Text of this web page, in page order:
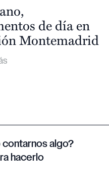
de día en
Montemadrid
algo?
hacerlo